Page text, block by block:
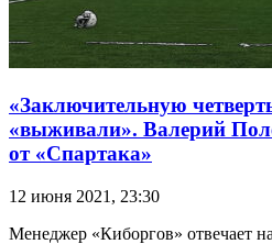
«Заключительную
«выживали». Валерий
от «Спартака»
12 июня 2021, 23:30
Менеджер «Киборгов» отвечает